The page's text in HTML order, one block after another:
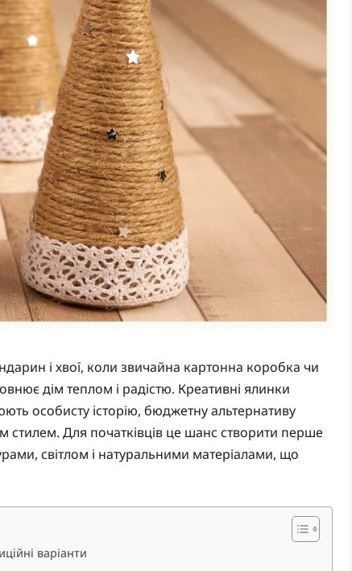
і хвої, коли звичайна картонна коробка чи
дім теплом і радістю. Креативні ялинки
особисту історію, бюджетну альтернативу
стилем. Для початківців це шанс створити перше
світлом і натуральними матеріалами, що
варіанти